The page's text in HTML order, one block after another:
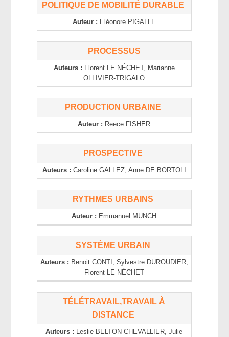
POLITIQUE DE MOBILITÉ DURABLE
Auteur : Eléonore PIGALLE
PROCESSUS
Auteurs : Florent LE NÉCHET, Marianne
OLLIVIER-TRIGALO
PRODUCTION URBAINE
Auteur : Reece FISHER
PROSPECTIVE
Auteurs : Caroline GALLEZ, Anne DE BORTOLI
RYTHMES URBAINS
Auteur : Emmanuel MUNCH
SYSTÈME URBAIN
Auteurs : Benoit CONTI , Sylvestre DUROUDIER,
Florent LE NÉCHET
TÉLÉTRAVAIL,TRAVAIL À
DISTANCE
Auteurs : Leslie BELTON CHEVALLIER, Julie